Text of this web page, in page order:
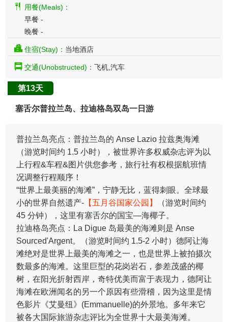
用餐(Meals)：
早餐 -
晚餐 -
住宿(Stay)： 当地酒店
交通(Unobstructed)： 飞机,汽车
第13天
塞舌尔普拉兰岛、拉迪格岛双岛一日游
普拉兰岛亮点：普拉兰岛的 Anse Lazio 拉兹奥海滩
（游览时间约 1.5 小时），被世界许多权威杂志评为以
上行程&车程&图片供您参考，旅行社有权根据航班情
况调整行程顺序！
“世界上最美丽的海滩”，宁静无比，蓝得刺眼。全球最
小的世界自然遗产- 【五月谷国家公园】
（游览时间约
45 分钟），这里有塞舌尔的国宝—海椰子。
拉迪格岛亮点：La Digue 岛最美的海滩则是 Anse
Sourced'Argent。（游览时间约 1.5-2 小时）德阿让海
滩绝对是世界上最美的海滩之一，也是世界上被拍摄次
数最多的海滩。这里巨型的花岗岩石，参差茂盛的椰
树，在阳光折射西岸，奇特优美而富于表现力，德阿让
海滩在欧洲闻名的另一个原因有些滑稽，因为这里是情
色影片《艾曼纽》(Emmanuelle)的外景地。多年来它
被各大国际旅游杂志评比为全世界十大最美海滩。